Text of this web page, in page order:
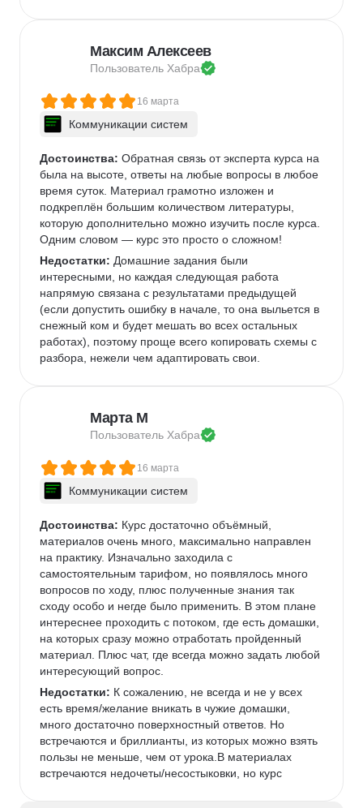
Максим Алексеев
Пользователь Хабра
16 марта
Коммуникации систем
Достоинства: Обратная связь от эксперта курса на
была на высоте, ответы на любые вопросы в любое
время суток. Материал грамотно изложен и
подкреплён большим количеством литературы,
которую дополнительно можно изучить после курса.
Одним словом — курс это просто о сложном!
Недостатки: Домашние задания были
интересными, но каждая следующая работа
напрямую связана с результатами предыдущей
(если допустить ошибку в начале, то она выльется в
снежный ком и будет мешать во всех остальных
работах), поэтому проще всего копировать схемы с
разбора, нежели чем адаптировать свои.
Марта М
Пользователь Хабра
16 марта
Коммуникации систем
Достоинства: Курс достаточно объёмный,
материалов очень много, максимально направлен
на практику. Изначально заходила с
самостоятельным тарифом, но появлялось много
вопросов по ходу, плюс полученные знания так
сходу особо и негде было применить. В этом плане
интереснее проходить с потоком, где есть домашки,
на которых сразу можно отработать пройденный
материал. Плюс чат, где всегда можно задать любой
интересующий вопрос.
Недостатки: К сожалению, не всегда и не у всех
есть время/желание вникать в чужие домашки,
много достаточно поверхностный ответов. Но
встречаются и бриллианты, из которых можно взять
пользы не меньше, чем от урока.В материалах
встречаются недочеты/несостыковки, но курс